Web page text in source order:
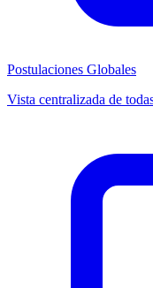
Postulaciones Globales
Vista centralizada de